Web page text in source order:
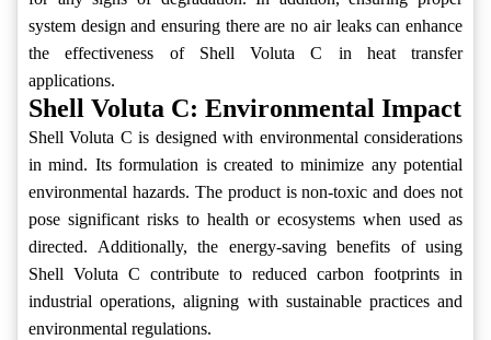
system design and ensuring there are no air leaks can enhance
the effectiveness of Shell Voluta C in heat transfer
applications.
Shell Voluta C: Environmental Impact
Shell Voluta C is designed with environmental considerations
in mind. Its formulation is created to minimize any potential
environmental hazards. The product is non-toxic and does not
pose significant risks to health or ecosystems when used as
directed. Additionally, the energy-saving benefits of using
Shell Voluta C contribute to reduced carbon footprints in
industrial operations, aligning with sustainable practices and
environmental regulations.